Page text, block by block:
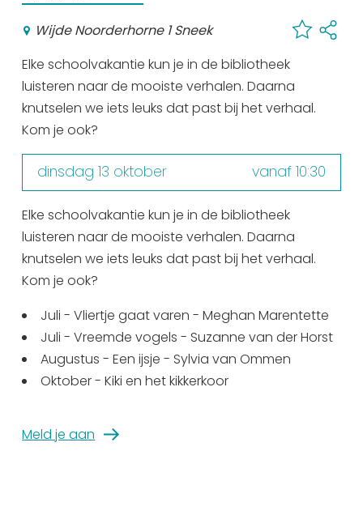
Jouw Sneek
De Friese meren
Other languages
UITagenda
Routes
Veel bezochte pagina's:
Top 10 leuke dingen
Vakantie vieren in Sneek
Uitgaan in Sneek
Overnachten in Sneek
Citygame Escapegame Sneek
Webcams
De leukste routes
Winkelen in Sneek
Wijde Noorderhorne 1 Sneek
Elke schoolvakantie kun je in de bibliotheek
luisteren naar de mooiste verhalen. Daarna
knutselen we iets leuks dat past bij het verhaal.
Kom je ook?
dinsdag 13 oktober vanaf 10:30
Elke schoolvakantie kun je in de bibliotheek
luisteren naar de mooiste verhalen. Daarna
knutselen we iets leuks dat past bij het verhaal.
Kom je ook?
Juli - Vliertje gaat varen - Meghan Marentette
Juli - Vreemde vogels - Suzanne van der Horst
Augustus - Een ijsje - Sylvia van Ommen
Oktober - Kiki en het kikkerkoor
Meld je aan